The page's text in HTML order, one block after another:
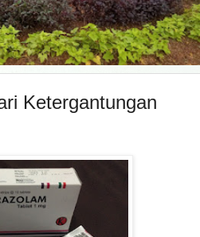
Ketergantungan